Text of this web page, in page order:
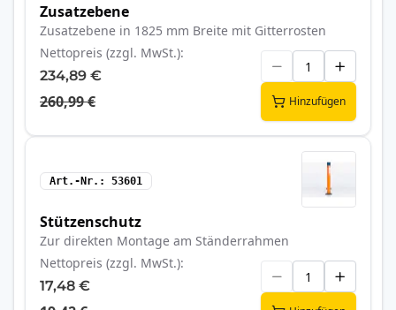
Zusatzebene
Zusatzebene in 1825 mm Breite mit Gitterrosten
Nettopreis (zzgl. MwSt.)
234,89 €
260,99 € Hinzufügen
Art.-Nr. 53601
Stützenschutz
Zur direkten Montage am Ständerrahmen
Nettopreis (zzgl. MwSt.)
17,48 €